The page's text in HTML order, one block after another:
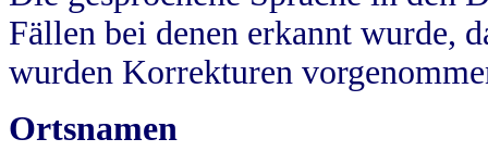
Fällen bei denen erkannt wurde,
wurden Korrekturen
Ortsnamen